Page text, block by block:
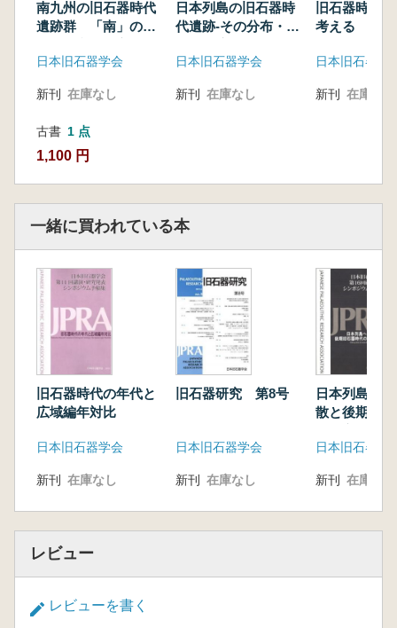
の使用痕分析―
中沢祐― 遺跡形成過程にみる開地遺跡におけ
ポジウム旧石器時代遺跡・立地・分布研究の新
展開―『日本列島の旧石器時代遺跡』データベ
光石l尋巳ほか 『日本列島の旧石器時代遺
跡』データベースが明らかにしたものと明らか
石器時代遺跡の立地・構成について
高倉 純ほか 北海道における旧石器遺跡の分
諏訪間順 相模野台地における黒曜石利用の時
芝康次郎 九州後期旧石器時代～縄文時代初頭
の遺跡分布と立地ベー
佐野勝宏 ヨ~ロッパにおける中期・後期旧石
器時代遺跡の時空間分布―Neander DBを用い
た検討一
ース構築と分析手法の開発―北東北の環状列石
を対象として一
の検討__
※2011年度の第9回は震災の影響により総会の
みでシンポジウムは行われなかったため、予稿
集の刊行はございませんでした。
南九州の旧石器時代
遺跡群 「南」の地
日本旧石器学会
新刊 在庫なし
古書 1 点
1,100 円
日本列島の旧石器時
代遺跡-その分布・年
日本旧石器学会
新刊 在庫なし
旧石器時代
考える
日本旧石器学
新刊 在庫なし
一緒に買われている本
旧石器時代の年代と
広域編年対比
日本旧石器学会
新刊 在庫なし
旧石器研究 第8号
日本旧石器学会
新刊 在庫なし
日本列島へ
散と後期旧
日本旧石器学
新刊 在庫なし
レビュー
レビューを書く